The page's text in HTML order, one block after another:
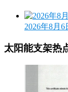
2026年8月
太阳能支架热